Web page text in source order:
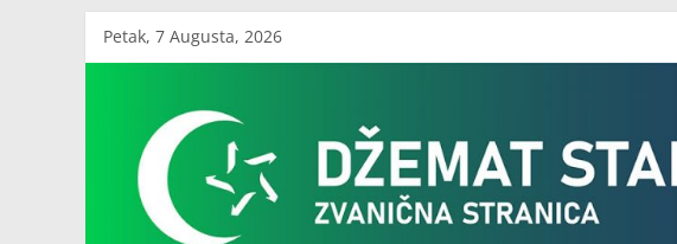
SkipPetak, 7 Augusta, 2026
Džemat
Stari
Ilijaš